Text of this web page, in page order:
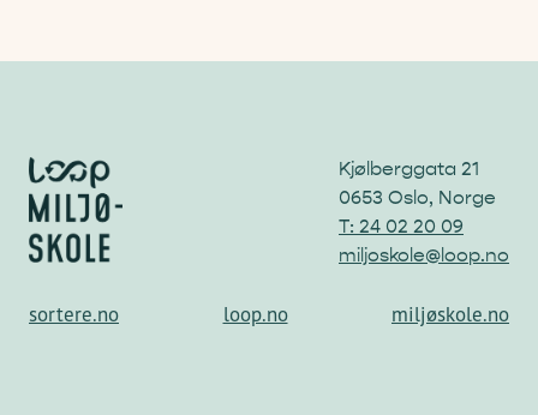
Kjølberggata 21
0653 Oslo, Norge
T: 24 02 20 09
miljoskole@loop.no
sortere.no loop.no miljøskole.no